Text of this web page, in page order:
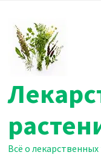
содержимому
Всё о